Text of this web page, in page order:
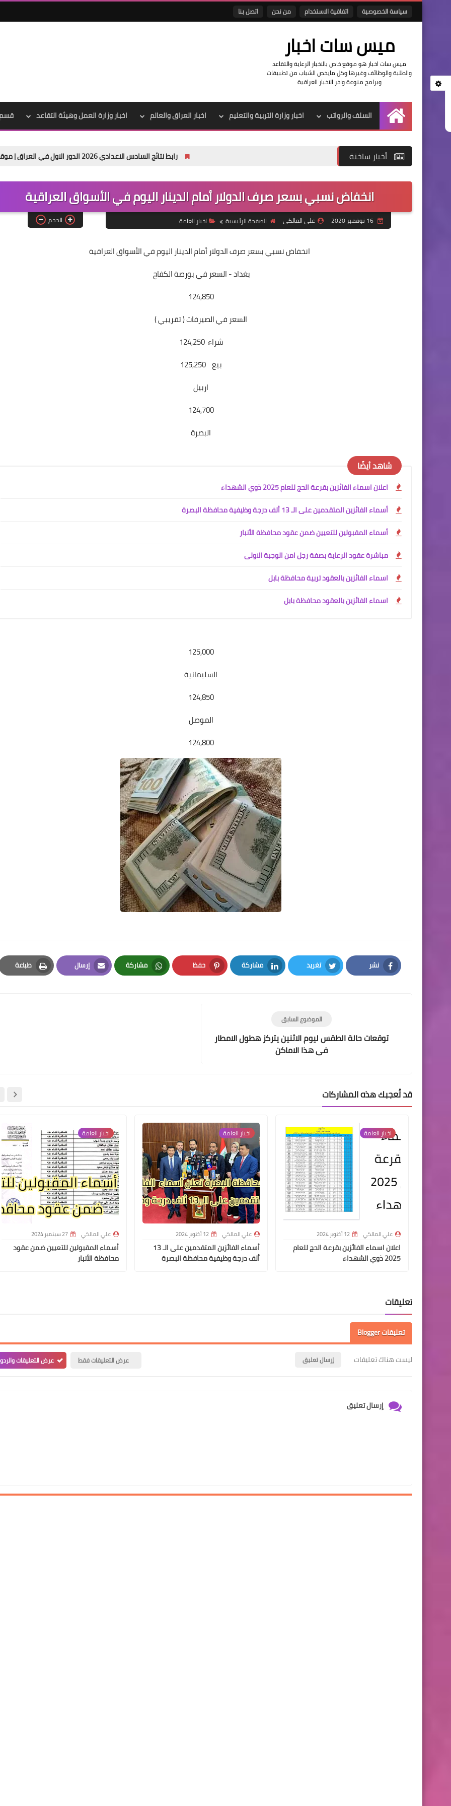
سياسة الخصوصية اتفاقية الاستخدام من نحن اتصل بنا
ميس سات اخبار
ميس سات اخبار هو موقع خاص بالاخبار الرعاية والتقاعد
والطلبة والوظائف وغيرها وكل مايخص الشباب من تطبيقات
وبرامج منوعة واخر الاخبار العراقية
الرئيسية
السلف والرواتب اخبار وزارة التربية والتعليم اخبار العراق والعالم اخبار وزارة العمل وهيئة التقاعد قسم
أخبار ساخنة رابط نتائج السادس الاعدادي 2026 الدور الاول في العراق | موقع نتائجنا
انخفاض نسبي بسعر صرف الدولار أمام الدينار اليوم في الأسواق العراقية
علي المالكي الصفحة الرئيسية اخبار العامة الحجم
انخفاض نسبي بسعر صرف الدولار أمام الدينار اليوم في الأسواق العراقية
بغداد - السعر في بورصة الكفاح
124,850
السعر في الصيرفات ( تقريبي )
شراء 124,250
بيع 125,250
اربيل
124,700
البصرة
شاهد أيضًا
اعلان اسماء الفائزين بقرعة الحج للعام 2025 ذوي الشهداء
أسماء الفائزين المتقدمين على الـ 13 ألف درجة وظيفية محافظة البصرة
أسماء المقبولين للتعيين ضمن عقود محافظة الأنبار
مباشرة عقود الرعاية بصفة رجل امن الوجبة الاولى
اسماء الفائزين بالعقود تربية محافظة بابل
اسماء الفائزين بالعقود محافظة بابل
125,000
السليمانية
124,850
الموصل
124,800
نشر
Facebook
تغريد
Twitter
مشاركة
LinkedIn
حفظ
Pinterest
مشاركة
Whatsapp
إرسال
Email
طباعة
Print
الموضوع السابق
توقعات حالة الطقس ليوم الاثنين يتركز هطول الامطار
في هذا الاماكن
قد تُعجبك هذه المشاركات
اخبار العامة
علي المالكي 12 أكتوبر 2024
اعلان اسماء الفائزين بقرعة الحج للعام
2025 ذوي الشهداء
اخبار العامة
علي المالكي 12 أكتوبر 2024
أسماء الفائزين المتقدمين على الـ 13
ألف درجة وظيفية محافظة البصرة
اخبار العامة
علي المالكي 27 سبتمبر 2024
أسماء المقبولين للتعيين ضمن عقود
محافظة الأنبار
تعليقات
تعليقات Blogger
ليست هناك تعليقات إرسال تعليق عرض التعليقات فقط عرض التعليقات
إرسال تعليق
علي المالكي
علي المالكي
علي المالكي
علي المالكي
علي المالكي
20 ديسمبر 2020
علي المالكي
علي المالكي
23 ديسمبر 2020
علي المالكي
23 ديسمبر 2020
23 ديسمبر 2020